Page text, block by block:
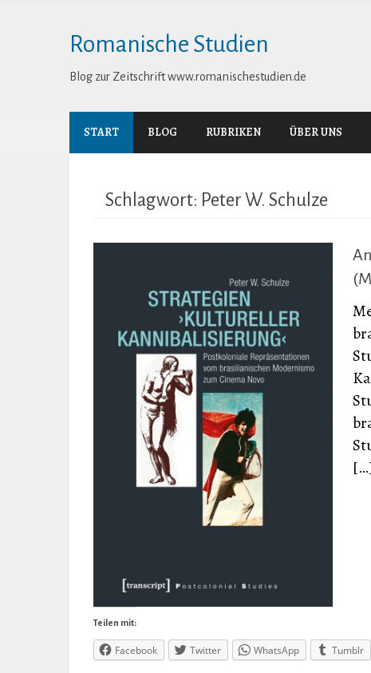
Romanische Studien
Blog zur Zeitschrift www.romanischestudien.de
START BLOG RUBRIKEN ÜBER UNS
Schlagwort: Peter W. Schulze
Teilen mit:
Facebook Twitter WhatsApp Tumblr